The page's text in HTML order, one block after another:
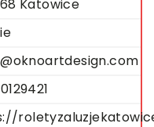
Katowice